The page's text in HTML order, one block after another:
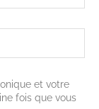
et votre
fois que vous